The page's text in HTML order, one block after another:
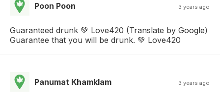
Poon Poon 3 years ago
Guaranteed drunk 💚 Love420 (Translate by Google)
Guarantee that you will be drunk. 💚 Love420
Panumat Khamklam 3 years ago